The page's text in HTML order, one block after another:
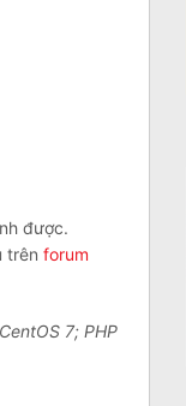
được.
trên forum
7; PHP